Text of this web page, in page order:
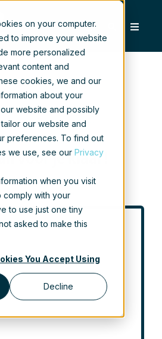
on your computer.
to improve your website
more personalized
content and
cookies, we and our
about your
website and possibly
our website and
preferences. To find out
we use, see our Privacy
when you visit
comply with your
to use just one tiny
asked to make this
You Accept Using
Decline
met ons op
voor je klaar!